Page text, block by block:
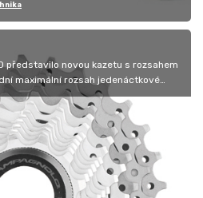
představilo novou kazetu s rozsahem
maximální rozsah jedenáctkové